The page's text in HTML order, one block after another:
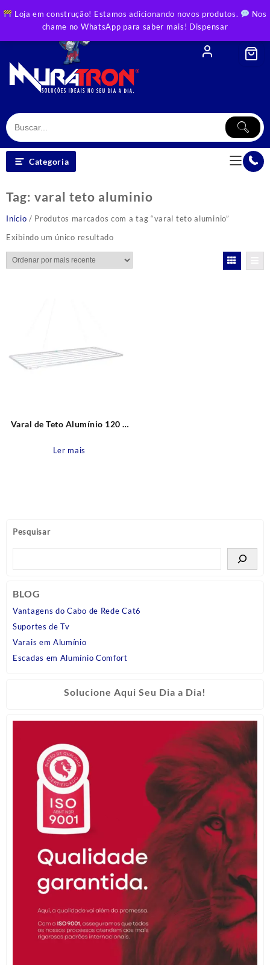
Loja em construção! Estamos adicionando novos produtos.
Nos
chame no WhatsApp para saber mais! Dispensar
to
Categoria
Pesquisar
BLOG
Vantagens do Cabo de Rede Cat6
Suportes de Tv
Varais em Alumínio
Escadas em Alumínio Comfort
Solucione Aqui Seu Dia a Dia!
Tag: varal teto aluminio
Início / Produtos marcados com a tag “varal teto aluminio”
Exibindo um único resultado
Varal de Teto Alumínio 120 x
Ler mais